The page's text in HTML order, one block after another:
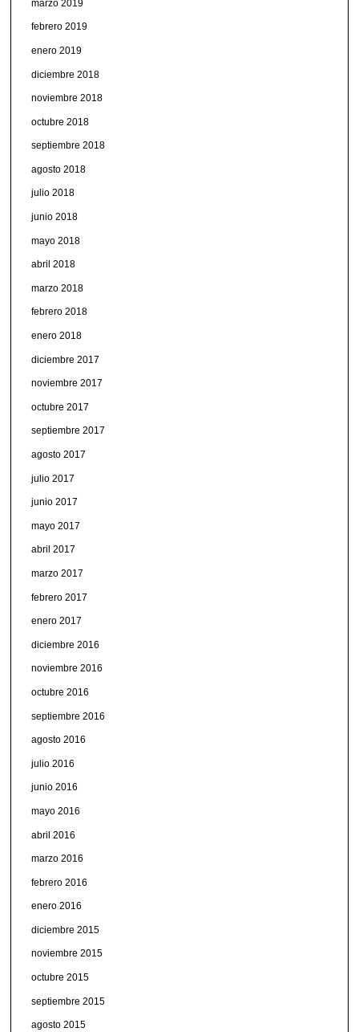
marzo 2019
febrero 2019
enero 2019
diciembre 2018
noviembre 2018
octubre 2018
septiembre 2018
agosto 2018
julio 2018
junio 2018
mayo 2018
abril 2018
marzo 2018
febrero 2018
enero 2018
diciembre 2017
noviembre 2017
octubre 2017
septiembre 2017
agosto 2017
julio 2017
junio 2017
mayo 2017
abril 2017
marzo 2017
febrero 2017
enero 2017
diciembre 2016
noviembre 2016
octubre 2016
septiembre 2016
agosto 2016
julio 2016
junio 2016
mayo 2016
abril 2016
marzo 2016
febrero 2016
enero 2016
diciembre 2015
noviembre 2015
octubre 2015
septiembre 2015
agosto 2015